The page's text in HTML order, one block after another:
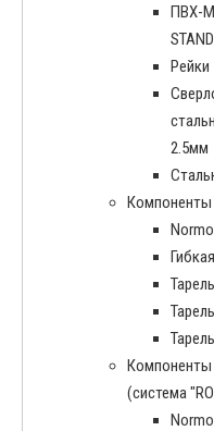
ПВХ-
Рейки
2.5мм
Компоненты
Компоненты
(система